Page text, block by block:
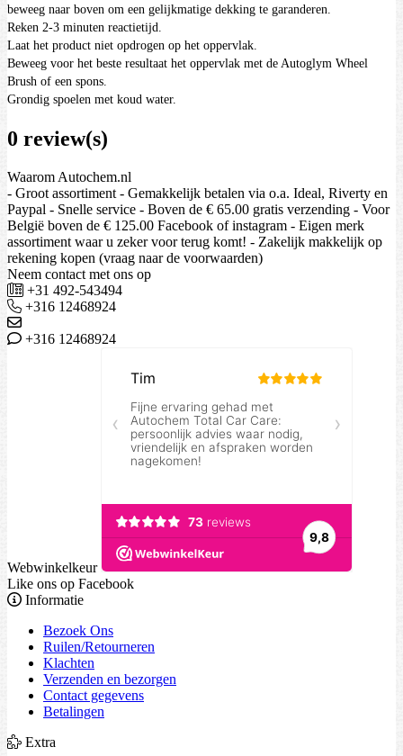
beweeg naar boven om een ​​gelijkmatige dekking te garanderen.
Reken 2-3 minuten reactietijd.
Laat het product niet opdrogen op het oppervlak.
Beweeg voor het beste resultaat het oppervlak met de Autoglym Wheel
Brush of een spons.
Grondig spoelen met koud water.
0 review(s)
Waarom Autochem.nl
- Groot assortiment - Gemakkelijk betalen via o.a. Ideal, Riverty en
Paypal - Snelle service - Boven de € 65.00 gratis verzending - Voor
België boven de € 125.00 Facebook of instagram - Eigen merk
assortiment waar u zeker voor terug komt! - Zakelijk makkelijk op
rekening kopen (vraag naar de voorwaarden)
Neem contact met ons op
+31 492-543494
+316 12468924
+316 12468924
Webwinkelkeur
Like ons op Facebook
Informatie
Bezoek Ons
Ruilen/Retourneren
Klachten
Verzenden en bezorgen
Contact gegevens
Betalingen
Extra